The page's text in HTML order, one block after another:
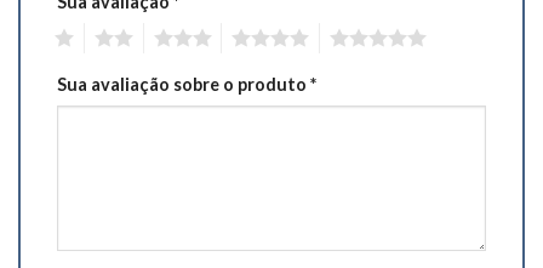
Sua avaliação sobre o produto *